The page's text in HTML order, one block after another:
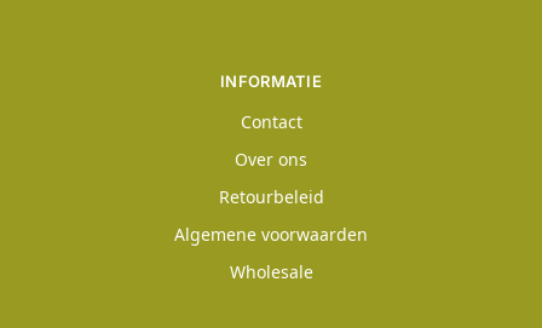
INFORMATIE
Contact
Over ons
Retourbeleid
Algemene voorwaarden
Wholesale